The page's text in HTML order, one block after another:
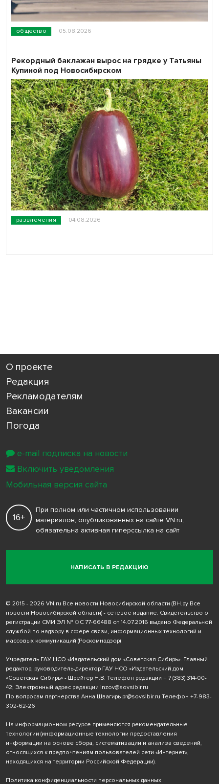
общество 05.08.2026
развлечения 04.08.2026
Рекордный баклажан вырос на грядке у Татьяны
Купиной под Новосибирском
О проекте
Редакция
Рекламодателям
Вакансии
Погода
НАПИСАТЬ В РЕДАКЦИЮ
16+
При полном или частичном использовании
материалов, опубликованных на сайте VN.ru,
обязательна активная гиперссылка на сайт
© 2015 - 2026 VN.ru Все новости Новосибирской области (ВН.ру Все
новости Новосибирской области) - сетевое издание. Свидетельство о
регистрации СМИ ЭЛ № ФС 77-66488 от 14.07.2016 выдано Федеральной
службой по надзору в сфере связи, информационных технологий и
массовых коммуникаций (Роскомнадзор)
Учредитель ГАУ НСО «Издательский дом «Советская Сибирь». Главный
редактор, руководитель-директор ГАУ НСО «Издательский дом
«Советская Сибирь» - Шрейтер Н.В. Телефон редакции + 7 (383) 314-00-
42; Электронный адрес редакции inzov@sovsibir.ru
По вопросам партнерства Анна Швагирь pr@sovsibir.ru Телефон +7-983-
302-62-26
На информационном ресурсе применяются рекомендательные
технологии (информационные технологии предоставления
информации на основе сбора, систематизации и анализа сведений,
относящихся к предпочтениям пользователей сети «Интернет»,
находящихся на территории Российской Федерации).
Политика конфиденциальности персональных данных
e-mail подписка на новости
Включить уведомления
Мобильная версия сайта